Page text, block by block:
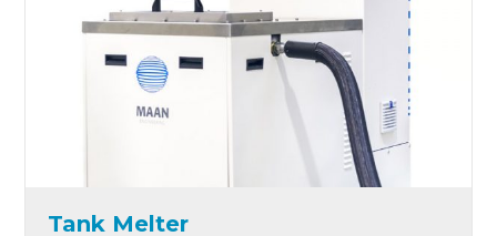
Tank Melter